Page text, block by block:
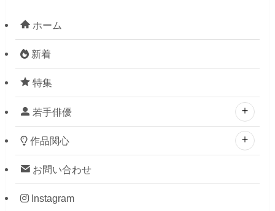
ホーム
新着
特集
若手俳優
作品関心
お問い合わせ
Instagram